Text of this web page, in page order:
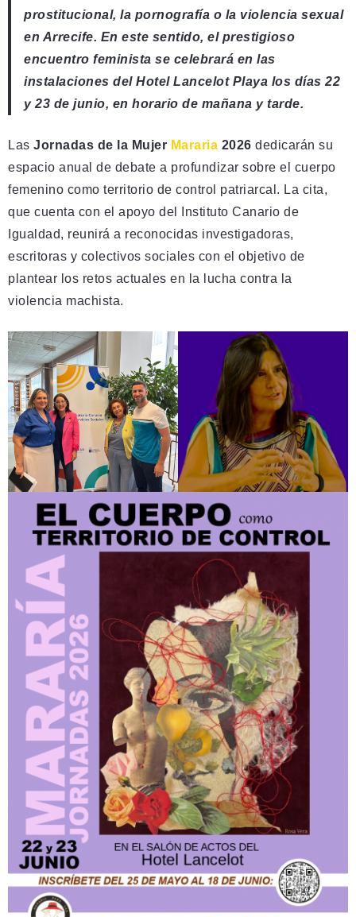
prostitucional, la pornografía o la violencia sexual
en Arrecife. En este sentido, el prestigioso
encuentro feminista se celebrará en las
instalaciones del Hotel Lancelot Playa los días 22
y 23 de junio, en horario de mañana y tarde.
Las Jornadas de la Mujer Mararia 2026 dedicarán su
espacio anual de debate a profundizar sobre el cuerpo
femenino como territorio de control patriarcal. La cita,
que cuenta con el apoyo del Instituto Canario de
Igualdad, reunirá a reconocidas investigadoras,
escritoras y colectivos sociales con el objetivo de
plantear los retos actuales en la lucha contra la
violencia machista.